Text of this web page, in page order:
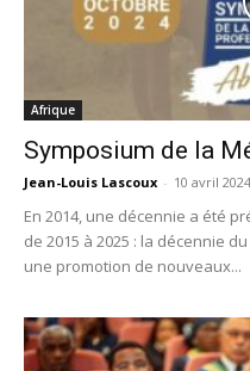
Afrique
Symposium de la
Jean-Louis Lascoux - 10 avril 2024
En 2014, une décennie a été
de 2015 à 2025 : la décennie
une promotion de nouveaux...